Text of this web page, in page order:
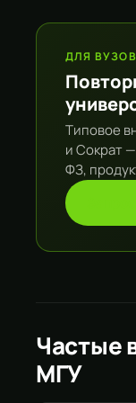
ДЛЯ ВУЗОВ
Типовое
и Сократ
ФЗ,
Частые
МГУ